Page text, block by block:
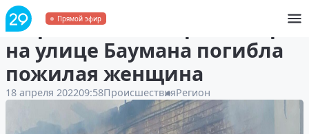
Прямой эфир
В Архангельске при пожаре
на улице Баумана погибла
пожилая женщина
18 апреля 202209:58ПроисшествияРегион